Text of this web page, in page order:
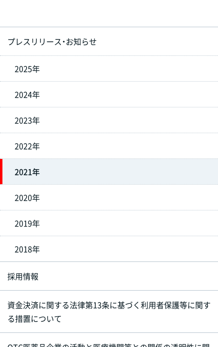
プレスリリース・お知らせ
2025年
2024年
2023年
2022年
2021年
2020年
2019年
2018年
採用情報
資金決済に関する法律第13条に基づく利用者保護等に関す
る措置について